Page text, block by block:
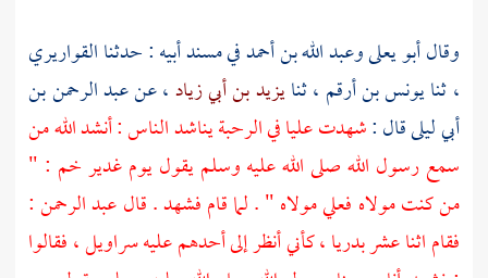
وقالأبو يعلىوعبد الله بن أحمدفي مسند أبيه : حدثناالقواريري
، ثنايونس بن أرقم ، ثنايزيد بن أبي زياد، عنعبد الرحمن بن
أبي ليلىقال :شهدتعليافيالرحبةيناشد الناس : أنشد الله من
سمع رسول الله صلى الله عليه وسلم يقول يومغدير خم : "
من كنت مولاه فعليمولاه " . لما قام فشهد . قالعبد الرحمن:
فقام اثنا عشر بدريا ، كأني أنظر إلى أحدهم عليه سراويل ، فقالوا